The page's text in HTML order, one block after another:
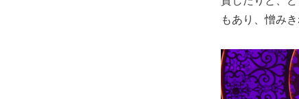
もあり、憎み